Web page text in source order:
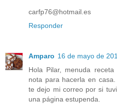
carfp76@hotmail.es
Responder
Amparo 16 de mayo de
Hola Pilar, menuda
nota para hacerla en
te dejo mi correo por si
una página estupenda.